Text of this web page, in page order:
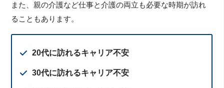
また、親の介護など仕事と介護の両立も必要な時期が訪れ
ることもあります。
20代に訪れるキャリア不安
30代に訪れるキャリア不安